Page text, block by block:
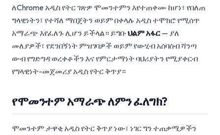
ለChrome አዲስ የትር ገጽዎ ሞመንተምን እየተጠቀሙ ከሆነ፣ የበለጠ
ግላዊነትን፣ የተሻለ ማበጀትን ወይም በቀላሉ አዲስ ተሞክሮ የሚሰጥ
አማራጭ እየፈለጉ ሊሆን ይችላል። ይግቡህልም አፋር— ያለ
መለያዎች፣ የደንበኝነት ምዝገባዎች ወይም የውሂብ አሰባሰብ ሻንጣ
ውብ የግድግዳ ወረቀቶችን እና የምርታማነት ባህሪያትን የሚያቀርብ
የግላዊነት-መጀመሪያ አዲስ የትር ቅጥያ።
የሞመንተም አማራጭ ለምን ፈለግክ?
ሞመንተም ታዋቂ አዲስ የትር ቅጥያ ነው፣ ነገር ግን ተጠቃሚዎችን